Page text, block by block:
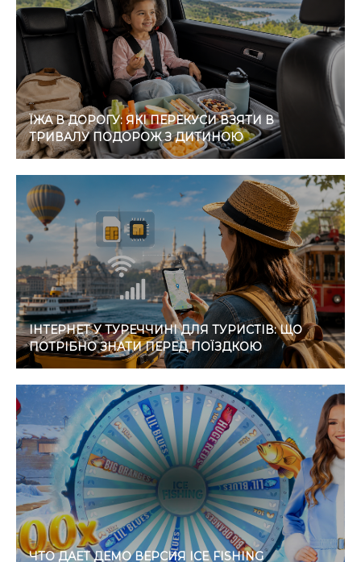
ЇЖА В ДОРОГУ: ЯКІ ПЕРЕКУСИ ВЗЯТИ В
ТРИВАЛУ ПОДОРОЖ З ДИТИНОЮ
ІНТЕРНЕТ У ТУРЕЧЧИНІ ДЛЯ ТУРИСТІВ: ЩО
ПОТРІБНО ЗНАТИ ПЕРЕД ПОЇЗДКОЮ
ЧТО ДАЕТ ДЕМО ВЕРСИЯ ICE FISHING